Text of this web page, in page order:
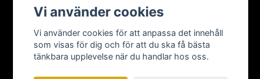
Tidigare arbeten
Vi använder cookies
Vi använder cookies för att anpassa det innehåll
som visas för dig och för att du ska få bästa
tänkbara upplevelse när du handlar hos oss.